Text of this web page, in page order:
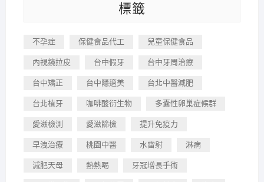
標籤
不孕症 保健食品代工 兒童保健食品
內視鏡拉皮 台中假牙 台中牙周治療
台中矯正 台中隱適美 台北中醫減肥
台北植牙 咖啡酸衍生物 多囊性卵巢症候群
愛滋檢測 愛滋篩檢 提升免疫力
早洩治療 桃園中醫 水雷射 淋病
減肥天母 熱熱喝 牙冠增長手術